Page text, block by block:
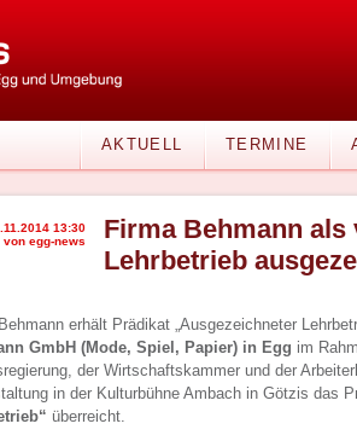
AKTUELL TERMINE
13:30
von egg-news
Firma Behmann
Lehrbetrieb
erhält Prädikat „Ausgezeichneter
GmbH (Mode, Spiel, Papier) in Egg im
der Wirtschaftskammer und der
in der Kulturbühne Ambach in Götzis das
überreicht.